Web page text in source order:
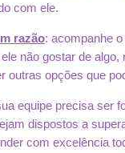
com ele.
razão: acompanhe
não gostar de algo,
outras opções que
equipe precisa ser
dispostos a
com excelência